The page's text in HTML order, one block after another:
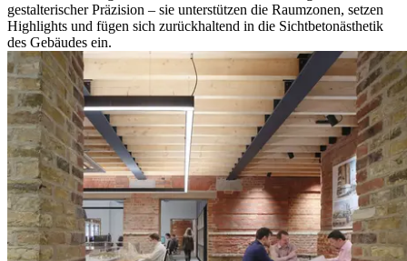
gestalterischer Präzision – sie unterstützen die Raumzonen, setzen
Highlights und fügen sich zurückhaltend in die Sichtbetonästhetik
des Gebäudes ein.